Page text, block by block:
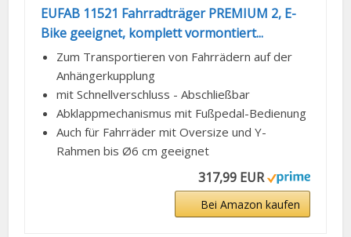
EUFAB 11521 Fahrradträger PREMIUM 2, E-
Bike geeignet, komplett vormontiert...
Zum Transportieren von Fahrrädern auf der
Anhängerkupplung
mit Schnellverschluss - Abschließbar
Abklappmechanismus mit Fußpedal-Bedienung
Auch für Fahrräder mit Oversize und Y-
Rahmen bis Ø6 cm geeignet
317,99 EUR
Bei Amazon kaufen